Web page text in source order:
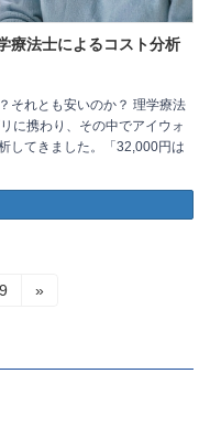
療法士によるコスト分析
それとも安いのか？ 理学療法
に携わり、その中でアイウォ
してきました。「32,000円は
固
9 »